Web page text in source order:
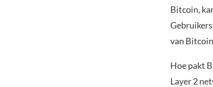
Bitcoin,
van
Hoe pakt
Layer 2